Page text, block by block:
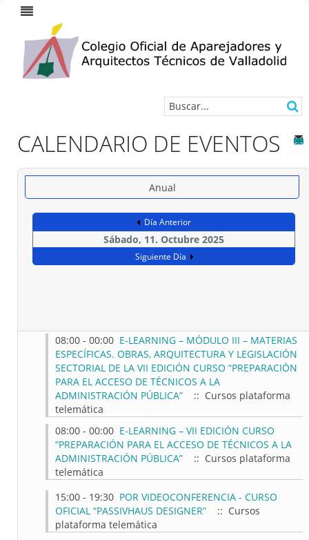
CALENDARIO DE EVENTOS
Anual
Día Anterior
Sábado, 11. Octubre 2025
Siguiente Día
08:00 - 00:00 E-LEARNING – MÓDULO III – MATERIAS
ESPECÍFICAS. OBRAS, ARQUITECTURA Y LEGISLACIÓN
SECTORIAL DE LA VII EDICIÓN CURSO “PREPARACIÓN
PARA EL ACCESO DE TÉCNICOS A LA
ADMINISTRACIÓN PÚBLICA”
:: Cursos plataforma
telemática
08:00 - 00:00 E-LEARNING – VII EDICIÓN CURSO
“PREPARACIÓN PARA EL ACCESO DE TÉCNICOS A LA
ADMINISTRACIÓN PÚBLICA”
:: Cursos plataforma
telemática
15:00 - 19:30 POR VIDEOCONFERENCIA - CURSO
OFICIAL “PASSIVHAUS DESIGNER”
:: Cursos
plataforma telemática